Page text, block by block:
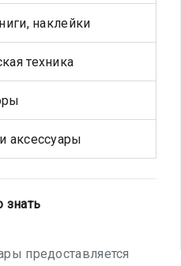
наклейки
техника
аксессуары
знать
предоставляется